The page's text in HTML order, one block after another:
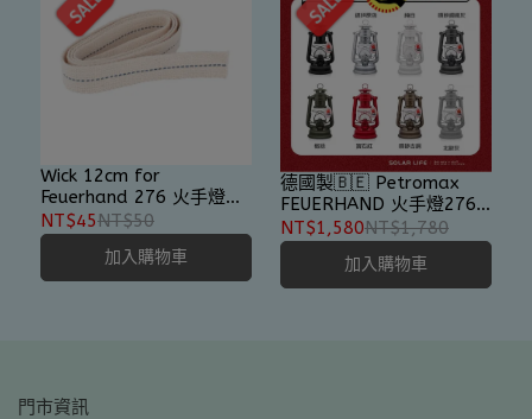
Wick 12cm for
Feuerhand 276 火手燈燈
芯
NT$45NT$50
加入購物車
德國製🇧🇪 Petromax
FEUERHAND 火手燈276
古典煤油燈
NT$1,580NT$1,780
加入購物車
門市資訊